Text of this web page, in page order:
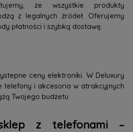
że wszystkie produkty
z legalnych źródeł. Oferujemy
płatności i szybką dostawę.
ceny elektroniki. W Deluxury
telefony i akcesoria w atrakcyjnych
Twojego budżetu.
z telefonami –